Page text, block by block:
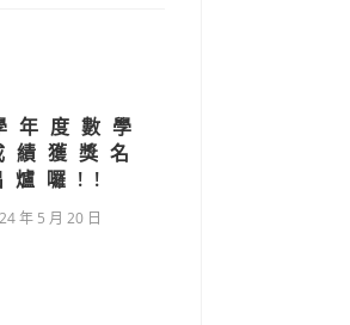
度數學
績獲獎名
爐囉!!
年 5 月 20 日